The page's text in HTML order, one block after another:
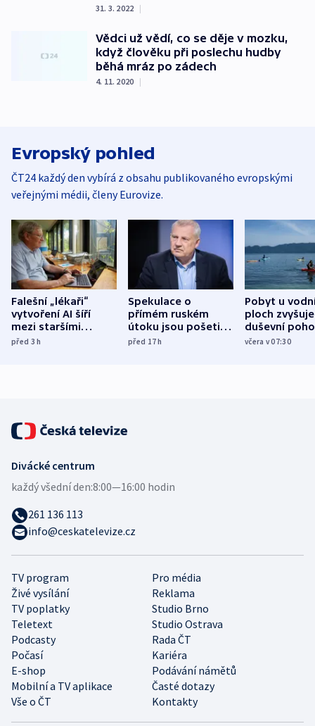
31. 3. 2022 |
Vědci už vědí, co se děje v mozku,
když člověku při poslechu hudby
běhá mráz po zádech
4. 11. 2020 |
Evropský pohled
ČT24 každý den vybírá z obsahu publikovaného evropskými
veřejnými médii, členy Eurovize.
Falešní „lékaři“
vytvoření AI šíří
mezi staršími
Poláky nebezpečné
před 3h
Spekulace o
přímém ruském
útoku jsou pošetilé,
míní estonský
před 17h
Pobyt u
ploch zvyšuje
duševní
ukázala
včera v 07:30
TV program
Pro média
Živé vysílání
Reklama
TV poplatky
Studio Brno
Teletext
Studio Ostrava
Podcasty
Rada ČT
Počasí
Kariéra
E-shop
Podávání námětů
Mobilní a TV aplikace
Časté dotazy
Vše o ČT
Kontakty
Divácké centrum
každý všední den:8:00—16:00 hodin
261 136 113
info@ceskatelevize.cz